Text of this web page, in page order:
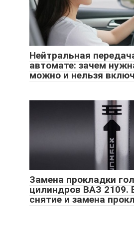
Нейтральная
автомате: зачем
можно и нельзя
Замена прокладки
цилиндров ВАЗ 2109.
снятие и замена